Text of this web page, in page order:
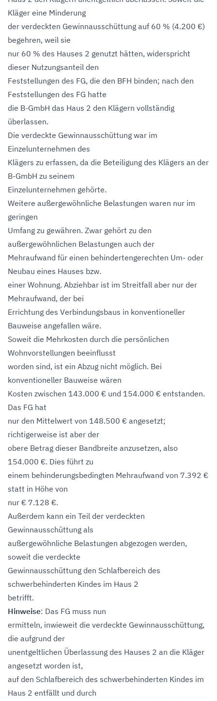
Kläger eine Minderung
der verdeckten Gewinnausschüttung auf 60 % (4.200 €)
begehren, weil sie
nur 60 % des Hauses 2 genutzt hätten, widerspricht
dieser Nutzungsanteil den
Feststellungen des FG, die den BFH binden; nach den
Feststellungen des FG hatte
die B-GmbH das Haus 2 den Klägern vollständig
überlassen.
Die verdeckte Gewinnausschüttung war im
Einzelunternehmen des
Klägers zu erfassen, da die Beteiligung des Klägers an der
B-GmbH zu seinem
Einzelunternehmen gehörte.
Weitere außergewöhnliche Belastungen waren nur im
geringen
Umfang zu gewähren. Zwar gehört zu den
außergewöhnlichen Belastungen auch der
Mehraufwand für einen behindertengerechten Um- oder
Neubau eines Hauses bzw.
einer Wohnung. Abziehbar ist im Streitfall aber nur der
Mehraufwand, der bei
Errichtung des Verbindungsbaus in konventioneller
Bauweise angefallen wäre.
Soweit die Mehrkosten durch die persönlichen
Wohnvorstellungen beeinflusst
worden sind, ist ein Abzug nicht möglich. Bei
konventioneller Bauweise wären
Kosten zwischen 143.000 € und 154.000 € entstanden.
Das FG hat
nur den Mittelwert von 148.500 € angesetzt;
richtigerweise ist aber der
obere Betrag dieser Bandbreite anzusetzen, also
154.000 €. Dies führt zu
einem behinderungsbedingten Mehraufwand von 7.392 €
statt in Höhe von
nur € 7.128 €.
Außerdem kann ein Teil der verdeckten
Gewinnausschüttung als
außergewöhnliche Belastungen abgezogen werden,
soweit die verdeckte
Gewinnausschüttung den Schlafbereich des
schwerbehinderten Kindes im Haus 2
betrifft.
Hinweise: Das FG muss nun
ermitteln, inwieweit die verdeckte Gewinnausschüttung,
die aufgrund der
unentgeltlichen Überlassung des Hauses 2 an die Kläger
angesetzt worden ist,
auf den Schlafbereich des schwerbehinderten Kindes im
Haus 2 entfällt und durch